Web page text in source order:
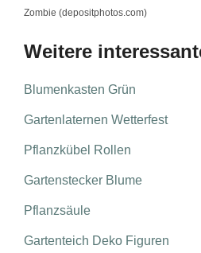
Zombie (depositphotos.com)
Weitere
Blumenkasten Grün
Gartenlaternen Wetterfest
Pflanzkübel Rollen
Gartenstecker Blume
Pflanzsäule
Gartenteich Deko Figuren